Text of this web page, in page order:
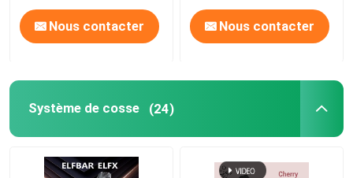
Nous contacter Nous contacter
Système de cosse (24)